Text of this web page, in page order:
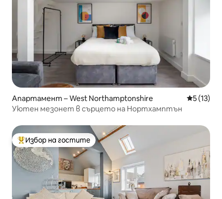
Апартамент – West Northamptonshire Средна
5 (13)
Уютен мезонет в сърцето на Нортхамптън
Най-популярен избор на гостите
Избор на гостите